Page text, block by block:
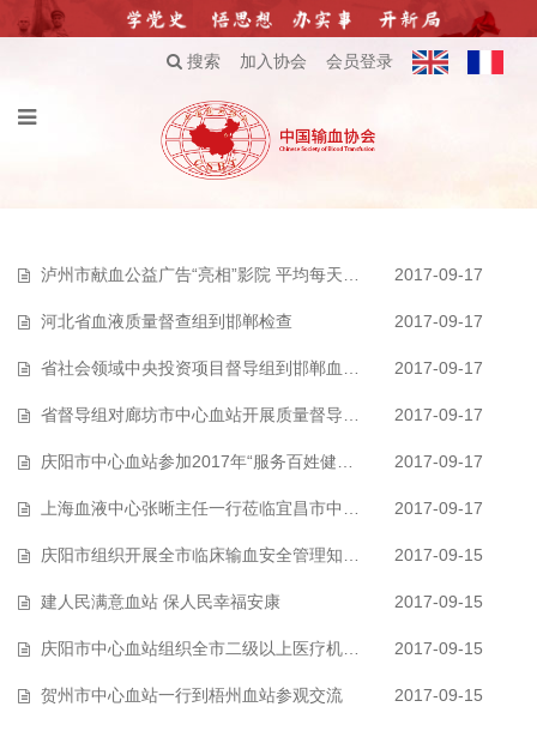
搜索 加入协会 会员登录
泸州市献血公益广告“亮相”影院 平均每天覆盖观众1000—3000人次 2017-09-17
河北省血液质量督查组到邯郸检查 2017-09-17
省社会领域中央投资项目督导组到邯郸血站检查 2017-09-17
省督导组对廊坊市中心血站开展质量督导检查 2017-09-17
庆阳市中心血站参加2017年“服务百姓健康行动”大型义诊活动 2017-09-17
上海血液中心张晰主任一行莅临宜昌市中心血站参观考察 2017-09-17
庆阳市组织开展全市临床输血安全管理知识培训 2017-09-15
建人民满意血站 保人民幸福安康 2017-09-15
庆阳市中心血站组织全市二级以上医疗机构 相关人员赴市中医院输血科参观学… 2017-09-15
贺州市中心血站一行到梧州血站参观交流 2017-09-15